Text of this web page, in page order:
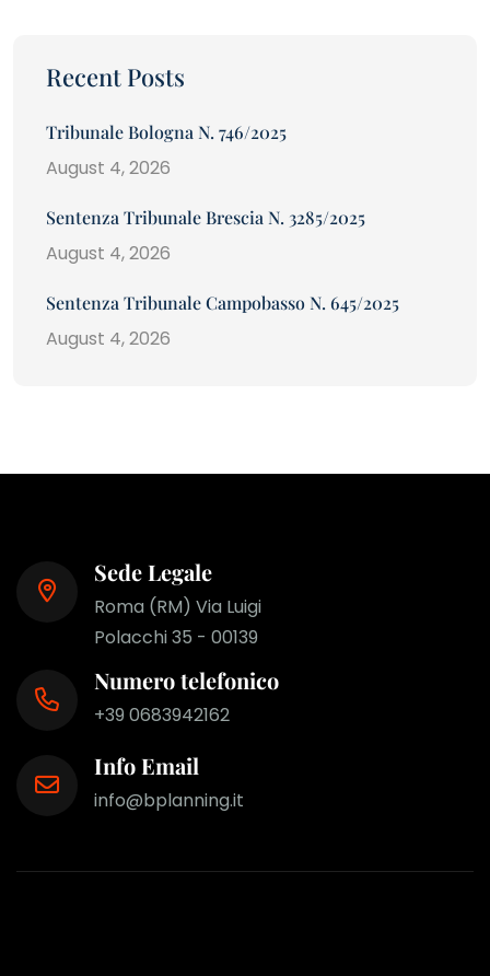
Recent Posts
Tribunale Bologna N. 746/2025
August 4, 2026
Sentenza Tribunale Brescia N. 3285/2025
August 4, 2026
Sentenza Tribunale Campobasso N. 645/2025
August 4, 2026
Sede Legale
Roma (RM) Via Luigi
Polacchi 35 - 00139
Numero telefonico
+39 0683942162
Info Email
info@bplanning.it